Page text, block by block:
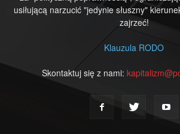
usiłującą narzucić "jedynie słuszny"
zajrzeć!
Klauzula RODO
Skontaktuj się z nami: